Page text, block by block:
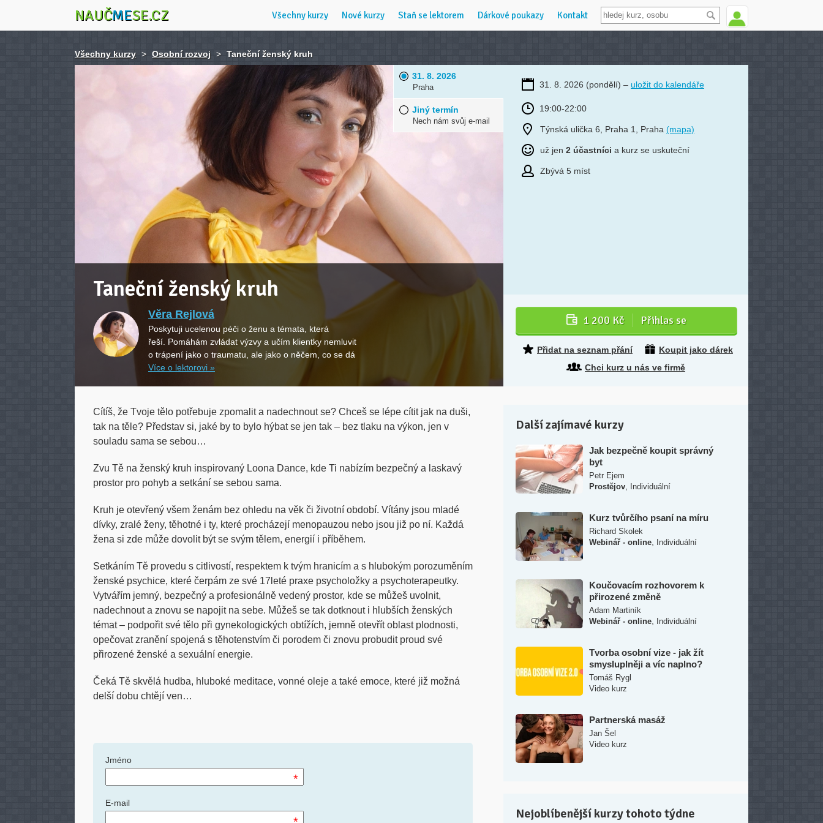
NAUČMESE.CZ Všechny kurzy Nové kurzy Staň se lektorem Dárkové poukazy Kontakt
Všechny kurzy > Osobní rozvoj > Taneční ženský kruh
Taneční ženský kruh
Věra Rejlová
Poskytuji ucelenou péči o ženu a témata, která
řeší. Pomáhám zvládat výzvy a učím klientky nemluvit
o trápení jako o traumatu, ale jako o něčem, co se dá
Více o lektorovi »
31. 8. 2026
Praha
Jiný termín
Nech nám svůj e-mail
31. 8. 2026 (pondělí) – uložit do kalendáře
19:00-22:00
Týnská ulička 6, Praha 1, Praha (mapa)
už jen 2 účastníci a kurz se uskuteční
Zbývá 5 míst
1 200 Kč Přihlas se
Přidat na seznam přání
Koupit jako dárek
Chci kurz u nás ve firmě
Cítíš, že Tvoje tělo potřebuje zpomalit a nadechnout se? Chceš se lépe cítit jak na duši,
tak na těle? Představ si, jaké by to bylo hýbat se jen tak – bez tlaku na výkon, jen v
souladu sama se sebou…
Zvu Tě na ženský kruh inspirovaný Loona Dance, kde Ti nabízím bezpečný a laskavý
prostor pro pohyb a setkání se sebou sama.
Kruh je otevřený všem ženám bez ohledu na věk či životní období. Vítány jsou mladé
dívky, zralé ženy, těhotné i ty, které procházejí menopauzou nebo jsou již po ní. Každá
žena si zde může dovolit být se svým tělem, energií i příběhem.
Setkáním Tě provedu s citlivostí, respektem k tvým hranicím a s hlubokým porozuměním
ženské psychice, které čerpám ze své 17leté praxe psycholožky a psychoterapeutky.
Vytvářím jemný, bezpečný a profesionálně vedený prostor, kde se můžeš uvolnit,
nadechnout a znovu se napojit na sebe. Můžeš se tak dotknout i hlubších ženských
témat – podpořit své tělo při gynekologických obtížích, jemně otevřít oblast plodnosti,
opečovat zranění spojená s těhotenstvím či porodem či znovu probudit proud své
přirozené ženské a sexuální energie.
Čeká Tě skvělá hudba, hluboké meditace, vonné oleje a také emoce, které již možná
delší dobu chtějí ven…
Jméno
*
E-mail
Další zajímavé kurzy
Jak bezpečně koupit správný
byt
Petr Ejem
Prostějov
Individuální
Kurz tvůrčího psaní na míru
Richard Skolek
Webinář - online
Individuální
Koučovacím rozhovorem k
přirozené změně
Adam Martiník
Webinář - online
Individuální
Tvorba osobní vize - jak žít
smysluplněji a víc naplno?
Tomáš Rygl
Video kurz
Partnerská masáž
Jan Šel
Video kurz
Nejoblíbenější kurzy tohoto týdne